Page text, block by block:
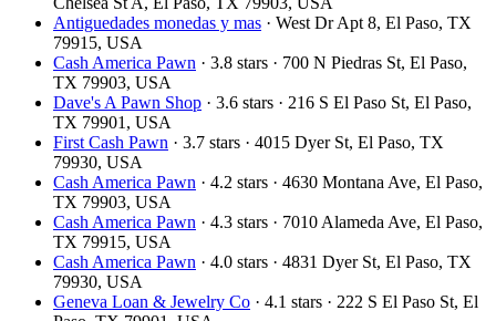
Antiguedades monedas y mas · West Dr Apt 8, El Paso, TX
79915, USA
Cash America Pawn · 3.8 stars · 700 N Piedras St, El Paso,
TX 79903, USA
Dave's A Pawn Shop · 3.6 stars · 216 S El Paso St, El Paso,
TX 79901, USA
First Cash Pawn · 3.7 stars · 4015 Dyer St, El Paso, TX
79930, USA
Cash America Pawn · 4.2 stars · 4630 Montana Ave, El Paso,
TX 79903, USA
Cash America Pawn · 4.3 stars · 7010 Alameda Ave, El Paso,
TX 79915, USA
Cash America Pawn · 4.0 stars · 4831 Dyer St, El Paso, TX
79930, USA
Geneva Loan & Jewelry Co · 4.1 stars · 222 S El Paso St, El